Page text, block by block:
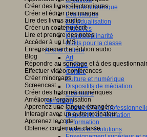
Culture numérique
Evaluations
Individualisation
Initiatives
Interdisciplinarité
Outils pour la classe
Arts et Culture
Art
Cinéma
Culture
Culture et numérique
Dispositifs de médiation
Littérature
Formation
Compétences
Dispositifs de formation
E- formation
Enjeux et évolutions
Créer des livres électroniques
Créer et éditer des images
Lire des livres audio
Créer un contenu écrit
Lire et prendre des notes
Accéder à un LMS
Enregistrement et édition audio
Blog
Répondre au sondage et à des
Effectuer vidéo conférences
Créer mindmaps
Screencast
Créer des histoires numériques
Améliorer l’organisation
Apprenez une langue étrangère
Interagir avec un autre ordinateur
Apprenez le code
Obtenez contenu de classe